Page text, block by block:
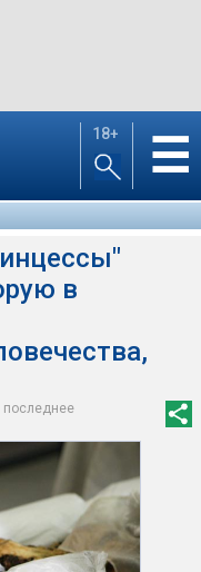
18+ ☰
в
последнее